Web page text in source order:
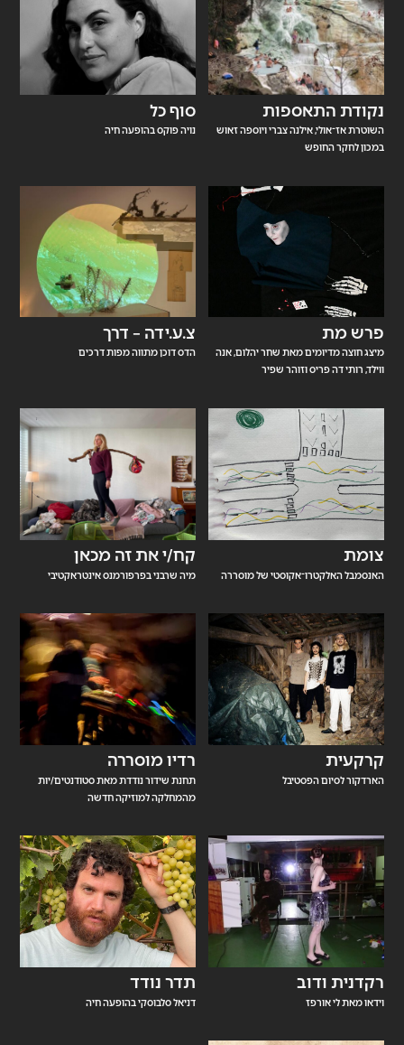
נקודת התאספות
השוטרת אז־אולי, אילנה צברי ויוספה זאוש
במכון לחקר החופש
סוף כל
נויה פוקס בהופעה חיה
פרש מת
מיצג חוצה מדיומים מאת שחר יהלום, אנה
ווילד, רותי דה פריס וזוהר שפיר
צ.ע.ידה – דרך
הדס דוכן מתווה מפות דרכים
צומת
האנסמבל האלקטרו־אקוסטי של מוסררה
קח/י את זה מכאן
מיה שרבני בפרפורמנס אינטראקטיבי
קרקעית
הארדקור לסיום הפסטיבל
רדיו מוסררה
תחנת שידור נודדת מאת סטודנטים/יות
מהמחלקה למוזיקה חדשה
רקדנית ודוב
וידאו מאת לי אורפז
תדר נודד
דניאל סלבוסקי בהופעה חיה